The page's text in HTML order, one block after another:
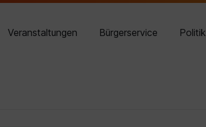
Veranstaltungen Bürgerservice Politik